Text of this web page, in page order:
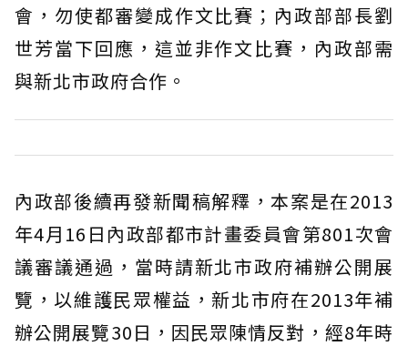
會，勿使都審變成作文比賽；內政部部長劉
世芳當下回應，這並非作文比賽，內政部需
與新北市政府合作。
內政部後續再發新聞稿解釋，本案是在2013
年4月16日內政部都市計畫委員會第801次會
議審議通過，當時請新北市政府補辦公開展
覽，以維護民眾權益，新北市府在2013年補
辦公開展覽30日，因民眾陳情反對，經8年時